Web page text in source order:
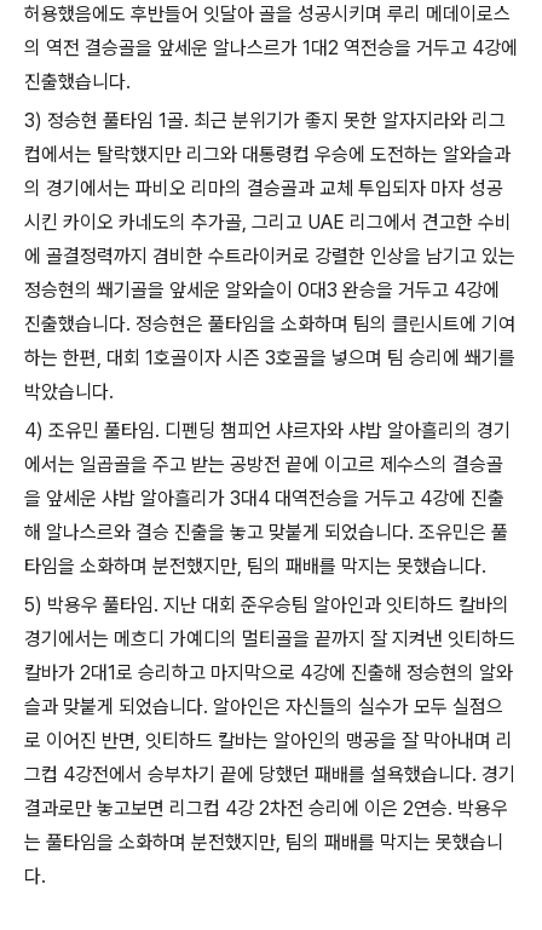
허용했음에도 후반들어 잇달아 골을 성공시키며 루리 메데이로스
의 역전 결승골을 앞세운 알나스르가 1대2 역전승을 거두고 4강에
진출했습니다.
3) 정승현 풀타임 1골. 최근 분위기가 좋지 못한 알자지라와 리그
컵에서는 탈락했지만 리그와 대통령컵 우승에 도전하는 알와슬과
의 경기에서는 파비오 리마의 결승골과 교체 투입되자 마자 성공
시킨 카이오 카네도의 추가골, 그리고 UAE 리그에서 견고한 수비
에 골결정력까지 겸비한 수트라이커로 강렬한 인상을 남기고 있는
정승현의 쐐기골을 앞세운 알와슬이 0대3 완승을 거두고 4강에
진출했습니다. 정승현은 풀타임을 소화하며 팀의 클린시트에 기여
하는 한편, 대회 1호골이자 시즌 3호골을 넣으며 팀 승리에 쐐기를
박았습니다.
4) 조유민 풀타임. 디펜딩 챔피언 샤르자와 샤밥 알아흘리의 경기
에서는 일곱골을 주고 받는 공방전 끝에 이고르 제수스의 결승골
을 앞세운 샤밥 알아흘리가 3대4 대역전승을 거두고 4강에 진출
해 알나스르와 결승 진출을 놓고 맞붙게 되었습니다. 조유민은 풀
타임을 소화하며 분전했지만, 팀의 패배를 막지는 못했습니다.
5) 박용우 풀타임. 지난 대회 준우승팀 알아인과 잇티하드 칼바의
경기에서는 메흐디 가예디의 멀티골을 끝까지 잘 지켜낸 잇티하드
칼바가 2대1로 승리하고 마지막으로 4강에 진출해 정승현의 알와
슬과 맞붙게 되었습니다. 알아인은 자신들의 실수가 모두 실점으
로 이어진 반면, 잇티하드 칼바는 알아인의 맹공을 잘 막아내며 리
그컵 4강전에서 승부차기 끝에 당했던 패배를 설욕했습니다. 경기
결과로만 놓고보면 리그컵 4강 2차전 승리에 이은 2연승. 박용우
는 풀타임을 소화하며 분전했지만, 팀의 패배를 막지는 못했습니
다.